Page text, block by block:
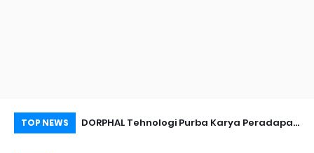
TOP NEWS
Anies
DORPHAL Tehnologi Purba Karya Peradapan